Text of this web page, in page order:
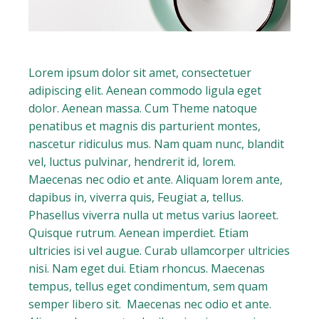
Lorem ipsum dolor sit amet, consectetuer
adipiscing elit. Aenean commodo ligula eget
dolor. Aenean massa. Cum Theme natoque
penatibus et magnis dis parturient montes,
nascetur ridiculus mus. Nam quam nunc, blandit
vel, luctus pulvinar, hendrerit id, lorem.
Maecenas nec odio et ante. Aliquam lorem ante,
dapibus in, viverra quis, Feugiat a, tellus.
Phasellus viverra nulla ut metus varius laoreet.
Quisque rutrum. Aenean imperdiet. Etiam
ultricies isi vel augue. Curab ullamcorper ultricies
nisi. Nam eget dui. Etiam rhoncus. Maecenas
tempus, tellus eget condimentum, sem quam
semper libero sit. Maecenas nec odio et ante.